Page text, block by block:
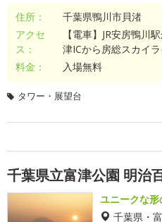
住所：
千葉県鴨川市貝渚
アクセ
ス：
【電車】JR安房鴨川
津ICから房総スカイ
料金：
入場無料
タワー・展望台
千葉県立富津公園 明治
ユニークな
千葉県・